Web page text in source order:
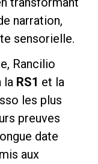
narration,
sensorielle.
Rancilio
la RS1 et la
les plus
preuves
date
aux